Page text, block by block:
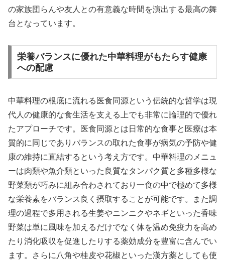
の家族団らんや友人との有意義な時間を演出する最高の舞
台となっています。
栄養バランスに優れた中華料理がもたらす健康
への配慮
中華料理の根底に流れる医食同源という伝統的な哲学は現
代人の健康的な食生活を支える上でも非常に論理的で優れ
たアプローチです。医食同源とは日常的な食事と医療は本
質的に同じでありバランスの取れた食事が病気の予防や健
康の維持に直結するという考え方です。中華料理のメニュ
ーは肉類や魚介類といった良質なタンパク質と多種多様な
野菜類が巧みに組み合わされており一食の中で極めて多様
な栄養素をバランス良く摂取することが可能です。また調
理の過程で多用される生姜やニンニクやネギといった香味
野菜は単に風味を加えるだけでなく体を温め免疫力を高め
たり消化吸収を促進したりする薬効成分を豊富に含んでい
ます。さらに八角や桂皮や花椒といった漢方薬としても使